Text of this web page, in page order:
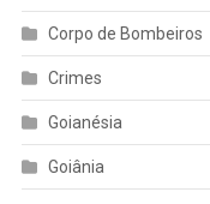
Corpo de Bombeiros
Crimes
Goianésia
Goiânia